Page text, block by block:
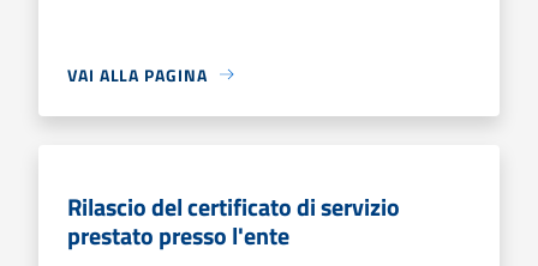
VAI ALLA PAGINA
Rilascio del certificato di servizio
prestato presso l'ente